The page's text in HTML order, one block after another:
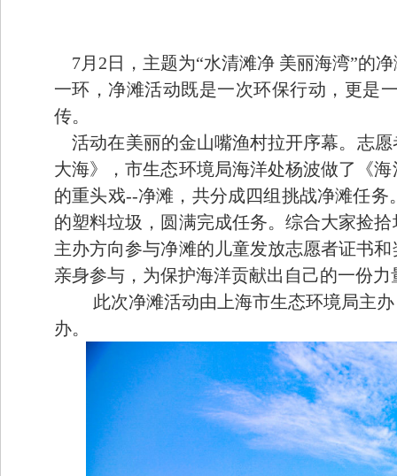
7月2日，主题为“水清滩净 美丽海湾”的
一环，净滩活动既是一次环保行动，更是
传。
活动在美丽的金山嘴渔村拉开序幕。志愿
大海》，市生态环境局海洋处杨波做了《
的重头戏--净滩，共分成四组挑战净滩任
的塑料垃圾，圆满完成任务。综合大家捡
主办方向参与净滩的儿童发放志愿者证书和
亲身参与，为保护海洋贡献出自己的一份力
此次净滩活动由上海市生态环境局主
办。